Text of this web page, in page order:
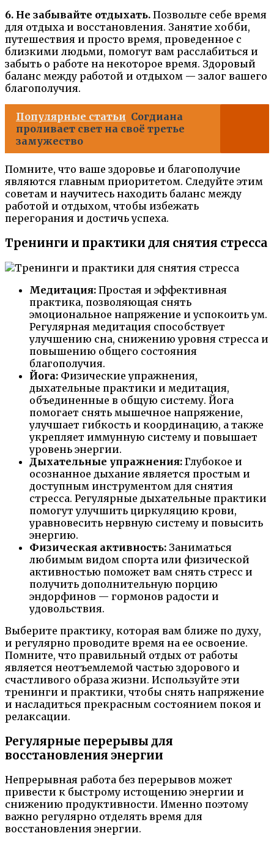
6. Не забывайте отдыхать. Позвольте себе время
для отдыха и восстановления. Занятие хобби,
путешествия и просто время, проведенное с
близкими людьми, помогут вам расслабиться и
забыть о работе на некоторое время. Здоровый
баланс между работой и отдыхом — залог вашего
благополучия.
Популярные статьи Согдиана
проливает свет на своё третье
замужество
Помните, что ваше здоровье и благополучие
являются главным приоритетом. Следуйте этим
советам и научитесь находить баланс между
работой и отдыхом, чтобы избежать
перегорания и достичь успеха.
Тренинги и практики для снятия стресса
Медитация: Простая и эффективная
практика, позволяющая снять
эмоциональное напряжение и успокоить ум.
Регулярная медитация способствует
улучшению сна, снижению уровня стресса и
повышению общего состояния
благополучия.
Йога: Физические упражнения,
дыхательные практики и медитация,
объединенные в общую систему. Йога
помогает снять мышечное напряжение,
улучшает гибкость и координацию, а также
укрепляет иммунную систему и повышает
уровень энергии.
Дыхательные упражнения: Глубокое и
осознанное дыхание является простым и
доступным инструментом для снятия
стресса. Регулярные дыхательные практики
помогут улучшить циркуляцию крови,
уравновесить нервную систему и повысить
энергию.
Физическая активность: Заниматься
любимым видом спорта или физической
активностью поможет вам снять стресс и
получить дополнительную порцию
эндорфинов — гормонов радости и
удовольствия.
Выберите практику, которая вам ближе по духу,
и регулярно проводите время на ее освоение.
Помните, что правильный отдых от работы
является неотъемлемой частью здорового и
счастливого образа жизни. Используйте эти
тренинги и практики, чтобы снять напряжение
и насладиться прекрасным состоянием покоя и
релаксации.
Регулярные перерывы для
восстановления энергии
Непрерывная работа без перерывов может
привести к быстрому истощению энергии и
снижению продуктивности. Именно поэтому
важно регулярно отделять время для
восстановления энергии.